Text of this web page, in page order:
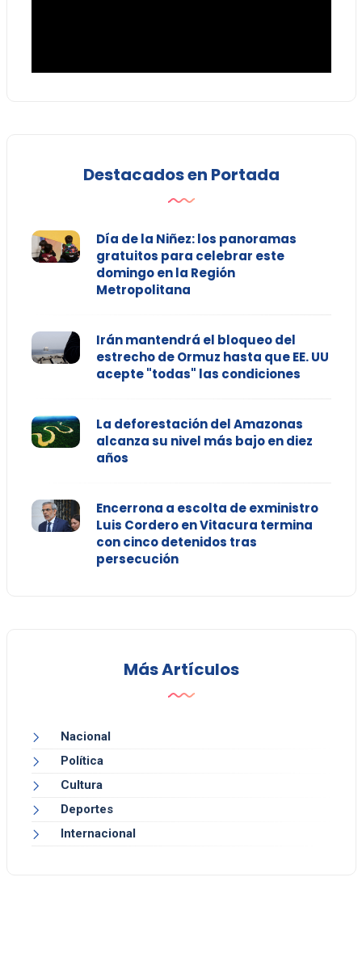
Destacados en Portada
Día de la Niñez: los panoramas
gratuitos para celebrar este
domingo en la Región
Metropolitana
Irán mantendrá el bloqueo del
estrecho de Ormuz hasta que EE. UU
acepte "todas" las condiciones
La deforestación del Amazonas
alcanza su nivel más bajo en diez
años
Encerrona a escolta de exministro
Luis Cordero en Vitacura termina
con cinco detenidos tras
persecución
Más Artículos
Nacional
Política
Cultura
Deportes
Internacional